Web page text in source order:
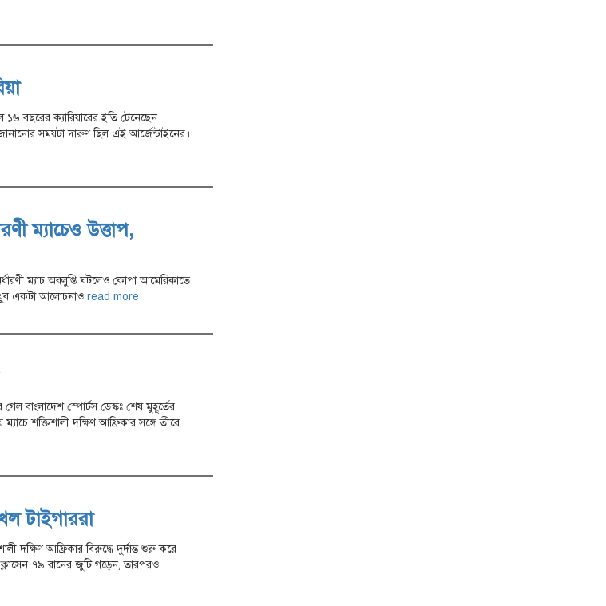
বছরের ক্যারিয়ারের ইতি টেনেছেন
জানানোর সময়টা দারুণ ছিল এই আর্জেন্টাইনের।
ম্যাচেও উত্তাপ,
ম্যাচ অবলুপ্তি ঘট‌লেও কোপা আমেরিকাতে
খুব একটা আলোচনাও read more
গেল বাংলাদেশ স্পোর্টস ডেস্কঃ শেষ মুহূর্তের
শক্তিশালী দক্ষিণ আফ্রিকার সঙ্গে তীরে
টাইগাররা
দক্ষিণ আফ্রিকার বিরুদ্ধে দুর্দান্ত শুরু করে
৭৯ রানের জুটি গড়েন, তারপরও